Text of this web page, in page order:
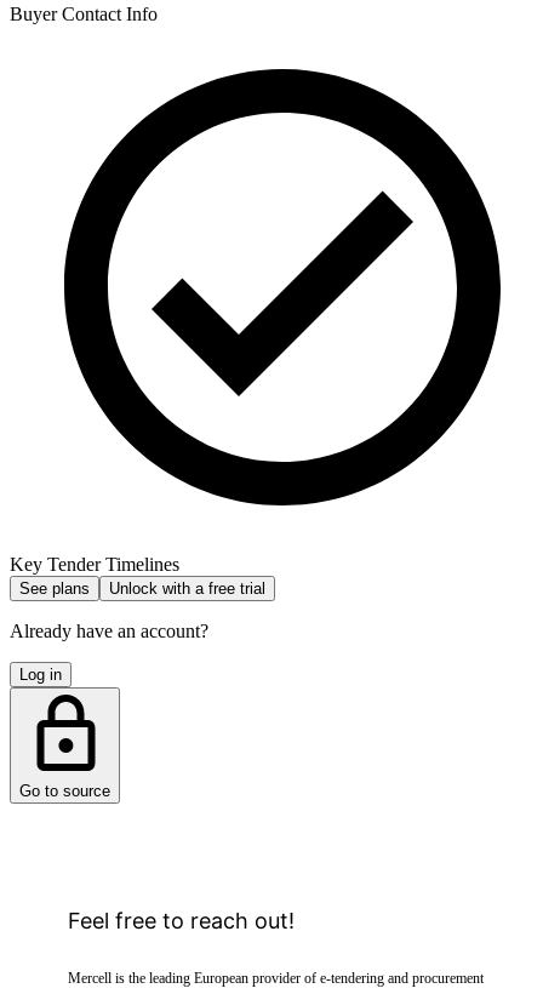
Buyer Contact Info
Key Tender Timelines
See plans Unlock with a free trial
Already have an account?
Log in
Go to source
Feel free to reach out!
Mercell is the leading European provider of e-tendering and procurement